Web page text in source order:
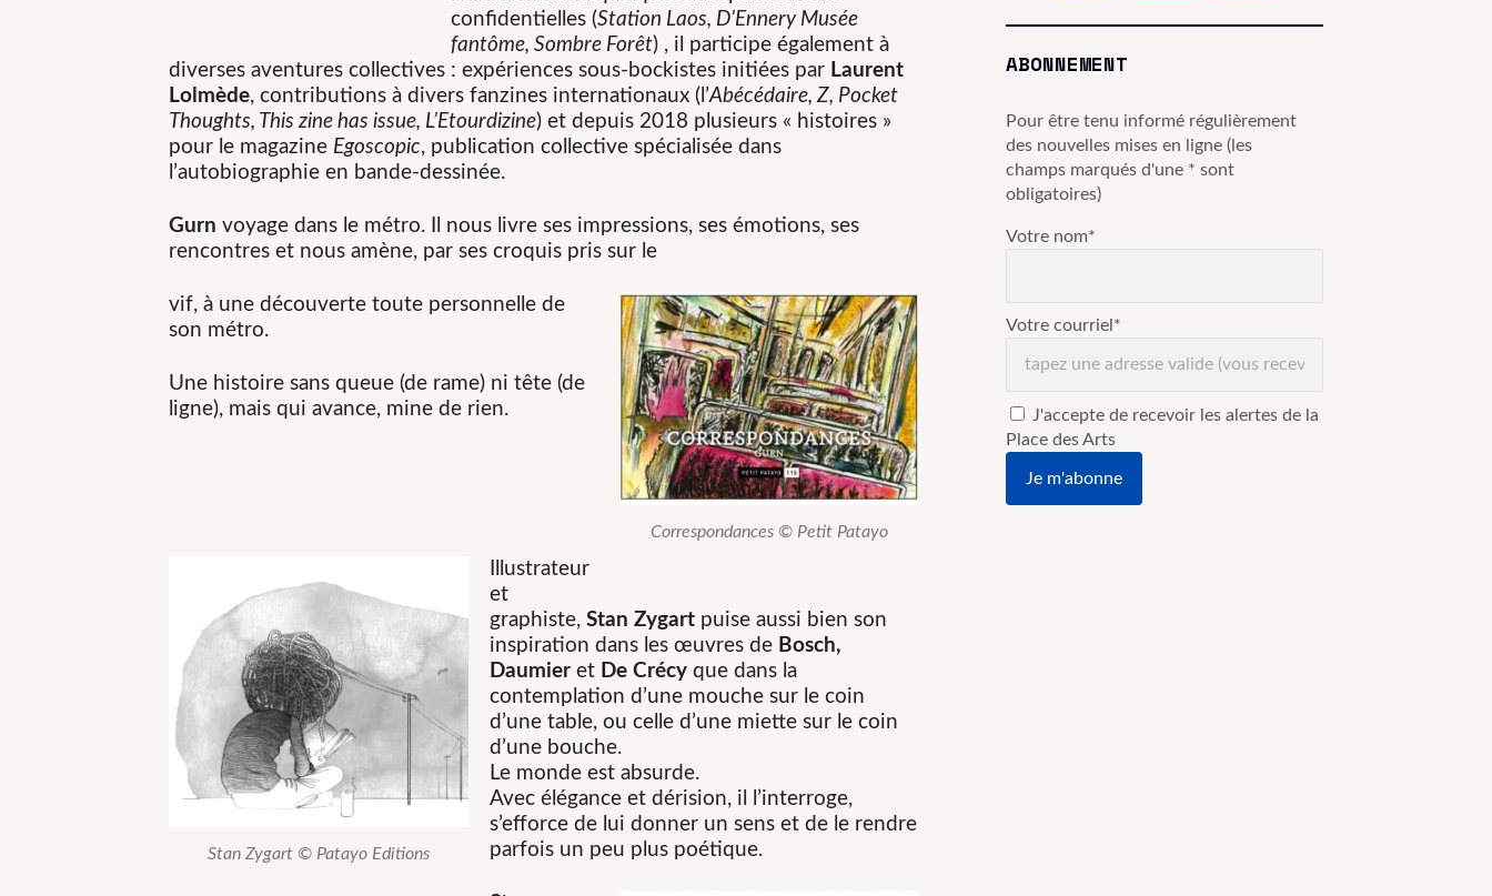
confidentielles (Station Laos, D’Ennery Musée
fantôme, Sombre Forêt) , il participe également à
diverses aventures collectives : expériences sous-bockistes initiées par Laurent
Lolmède, contributions à divers fanzines internationaux (l’Abécédaire, Z, Pocket
Thoughts, This zine has issue, L’Etourdizine) et depuis 2018 plusieurs « histoires »
pour le magazine Egoscopic, publication collective spécialisée dans
l’autobiographie en bande-dessinée.
Gurn voyage dans le métro. Il nous livre ses impressions, ses émotions, ses
rencontres et nous amène, par ses croquis pris sur le
Correspondances © Petit Patayo
vif, à une découverte toute personnelle de
son métro.
Une histoire sans queue (de rame) ni tête (de
ligne), mais qui avance, mine de rien.
Stan Zygart © Patayo Editions
Illustrateur
et
graphiste,Stan Zygart puise aussi bien son
inspiration dans les œuvres de Bosch,
Daumier et De Crécy que dans la
contemplation d’une mouche sur le coin
d’une table, ou celle d’une miette sur le coin
d’une bouche.
Le monde est absurde.
Avec élégance et dérision, il l’interroge,
s’efforce de lui donner un sens et de le rendre
parfois un peu plus poétique.
ABONNEMENT
Pour être tenu informé régulièrement
des nouvelles mises en ligne (les
champs marqués d'une * sont
obligatoires)
Votre nom*
Votre courriel*
J'accepte de recevoir les alertes de la
Place des Arts